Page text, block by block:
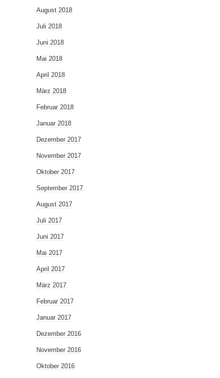
August 2018
Juli 2018
Juni 2018
Mai 2018
April 2018
März 2018
Februar 2018
Januar 2018
Dezember 2017
November 2017
Oktober 2017
September 2017
August 2017
Juli 2017
Juni 2017
Mai 2017
April 2017
März 2017
Februar 2017
Januar 2017
Dezember 2016
November 2016
Oktober 2016